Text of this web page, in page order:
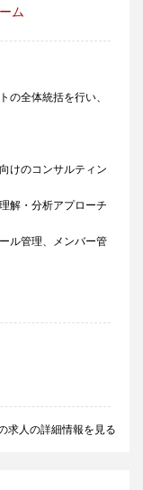
ム
の全体統括を行い、
けのコンサルティン
解・分析アプローチ
ル管理、メンバー管
求人の詳細情報を見る